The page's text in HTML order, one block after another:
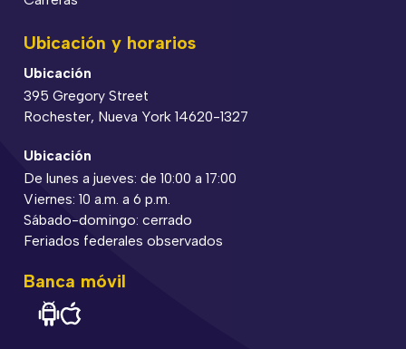
Ubicación y horarios
Ubicación
395 Gregory Street
Rochester, Nueva York 14620-1327
Ubicación
De lunes a jueves: de 10:00 a 17:00
Viernes: 10 a.m. a 6 p.m.
Sábado-domingo: cerrado
Feriados federales observados
Banca móvil